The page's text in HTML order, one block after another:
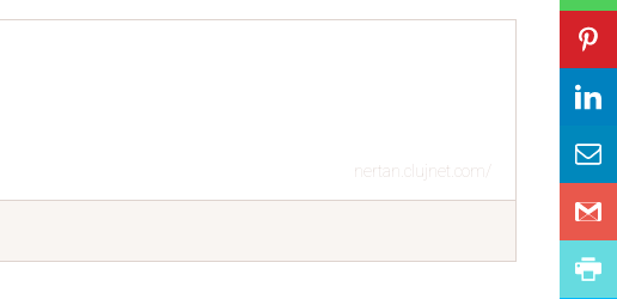
nertan.clujnet.com/